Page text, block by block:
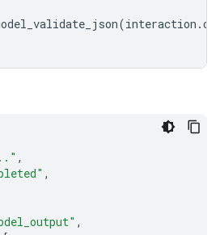
(interaction .
,
,
,